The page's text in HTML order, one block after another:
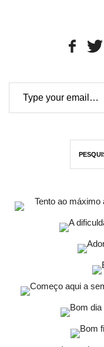
Type your email…